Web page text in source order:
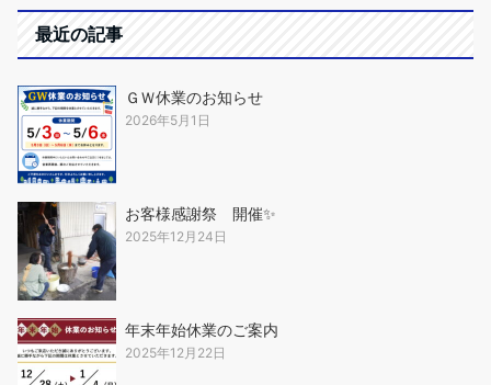
最近の記事
ＧＷ休業のお知らせ
2026年5月1日
お客様感謝祭 開催✨
2025年12月24日
年末年始休業のご案内
2025年12月22日